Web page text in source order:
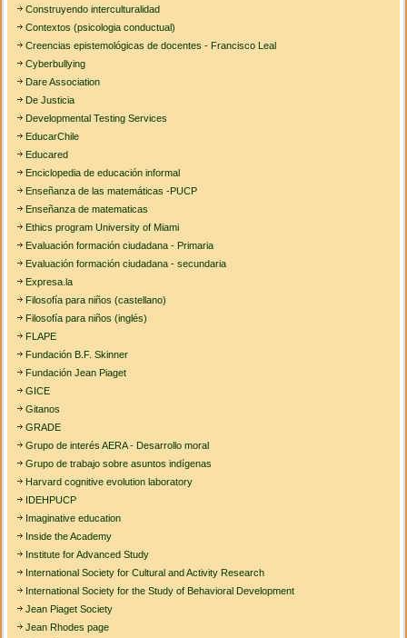
Construyendo interculturalidad
Contextos (psicologia conductual)
Creencias epistemológicas de docentes - Francisco Leal
Cyberbullying
Dare Association
De Justicia
Developmental Testing Services
EducarChile
Educared
Enciclopedia de educación informal
Enseñanza de las matemáticas -PUCP
Enseñanza de matematicas
Ethics program University of Miami
Evaluación formación ciudadana - Primaria
Evaluación formación ciudadana - secundaria
Expresa.la
Filosofía para niños (castellano)
Filosofía para niños (inglés)
FLAPE
Fundación B.F. Skinner
Fundación Jean Piaget
GICE
Gitanos
GRADE
Grupo de interés AERA - Desarrollo moral
Grupo de trabajo sobre asuntos indígenas
Harvard cognitive evolution laboratory
IDEHPUCP
Imaginative education
Inside the Academy
Institute for Advanced Study
International Society for Cultural and Activity Research
International Society for the Study of Behavioral Development
Jean Piaget Society
Jean Rhodes page